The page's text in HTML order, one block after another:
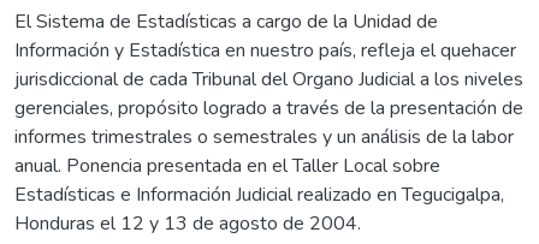
El Sistema de Estadísticas a cargo de la Unidad de
Información y Estadística en nuestro país, refleja el quehacer
jurisdiccional de cada Tribunal del Organo Judicial a los niveles
gerenciales, propósito logrado a través de la presentación de
informes trimestrales o semestrales y un análisis de la labor
anual. Ponencia presentada en el Taller Local sobre
Estadísticas e Información Judicial realizado en Tegucigalpa,
Honduras el 12 y 13 de agosto de 2004.